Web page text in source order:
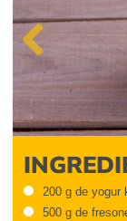
Previous
200 g de yogur
500 g de